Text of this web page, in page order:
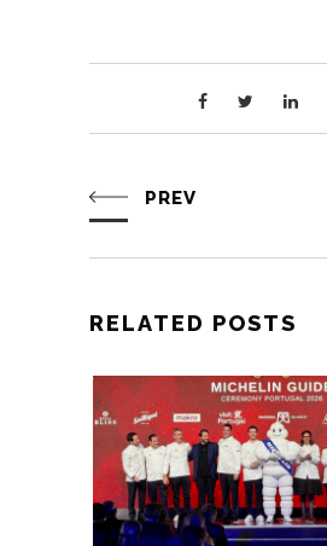
PREV
RELATED POSTS